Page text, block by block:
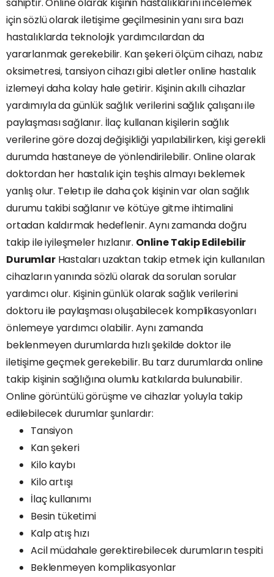
sahiptir. Online olarak kişinin hastalıklarını incelemek
için sözlü olarak iletişime geçilmesinin yanı sıra bazı
hastalıklarda teknolojik yardımcılardan da
yararlanmak gerekebilir. Kan şekeri ölçüm cihazı, nabız
oksimetresi, tansiyon cihazı gibi aletler online hastalık
izlemeyi daha kolay hale getirir. Kişinin akıllı cihazlar
yardımıyla da günlük sağlık verilerini sağlık çalışanı ile
paylaşması sağlanır. İlaç kullanan kişilerin sağlık
verilerine göre dozaj değişikliği yapılabilirken, kişi gerekli
durumda hastaneye de yönlendirilebilir. Online olarak
doktordan her hastalık için teşhis almayı beklemek
yanlış olur. Teletıp ile daha çok kişinin var olan sağlık
durumu takibi sağlanır ve kötüye gitme ihtimalini
ortadan kaldırmak hedeflenir. Aynı zamanda doğru
takip ile iyileşmeler hızlanır. Online Takip Edilebilir
DurumlarHastaları uzaktan takip etmek için kullanılan
cihazların yanında sözlü olarak da sorulan sorular
yardımcı olur. Kişinin günlük olarak sağlık verilerini
doktoru ile paylaşması oluşabilecek komplikasyonları
önlemeye yardımcı olabilir. Aynı zamanda
beklenmeyen durumlarda hızlı şekilde doktor ile
iletişime geçmek gerekebilir. Bu tarz durumlarda online
takip kişinin sağlığına olumlu katkılarda bulunabilir.
Online görüntülü görüşme ve cihazlar yoluyla takip
edilebilecek durumlar şunlardır:
Tansiyon
Kan şekeri
Kilo kaybı
Kilo artışı
İlaç kullanımı
Besin tüketimi
Kalp atış hızı
Acil müdahale gerektirebilecek durumların tespiti
Beklenmeyen komplikasyonlar